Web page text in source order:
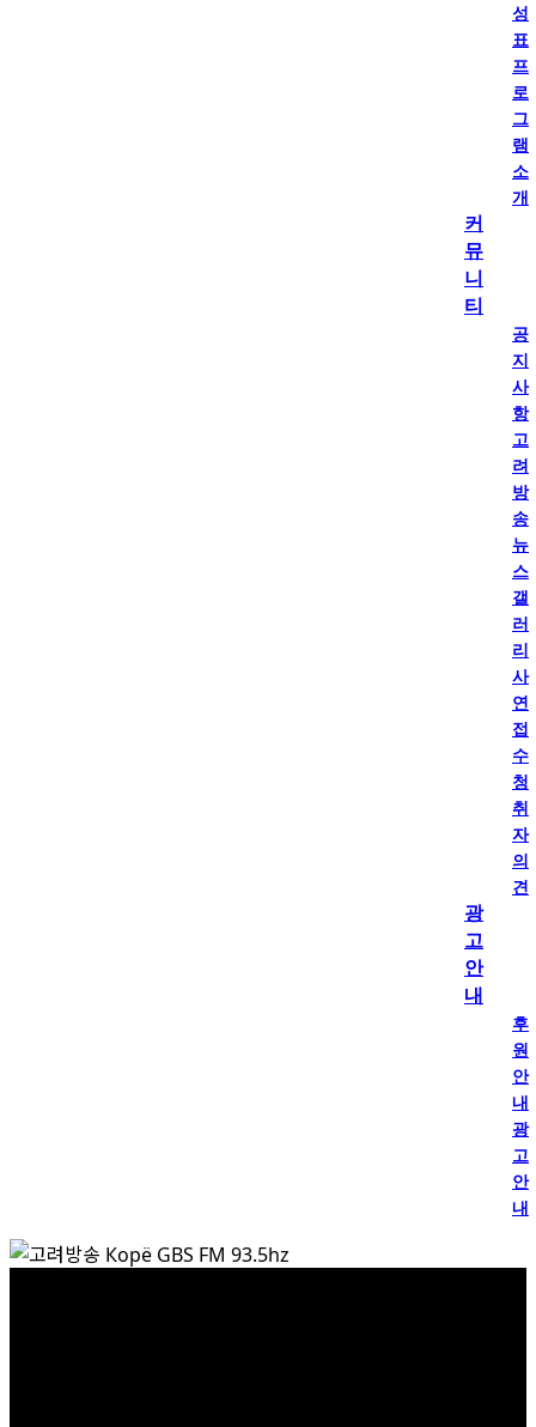
성
표
프
로
그
램
소
개
커
뮤
니
티
공
지
사
항
고
려
방
송
뉴
스
갤
러
리
사
연
접
수
청
취
자
의
견
광
고
안
내
후
원
안
내
광
고
안
내